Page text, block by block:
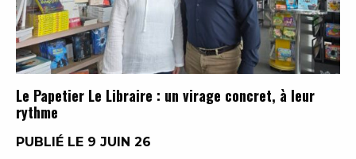
Le Papetier Le Libraire : un virage concret, à leur
rythme
PUBLIÉ LE 9 JUIN 26